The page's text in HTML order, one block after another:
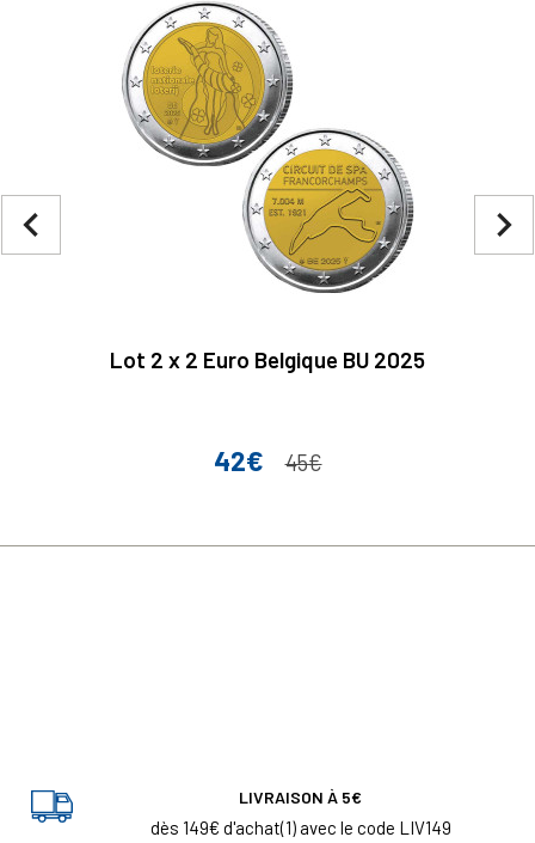
Lot 2 x 2 Euro Belgique BU 2025
Prix
42€ Prix de base
45€
navigate_next
navigate_before
LIVRAISON À 5€
dès 149€ d'achat(1) avec le code LIV149